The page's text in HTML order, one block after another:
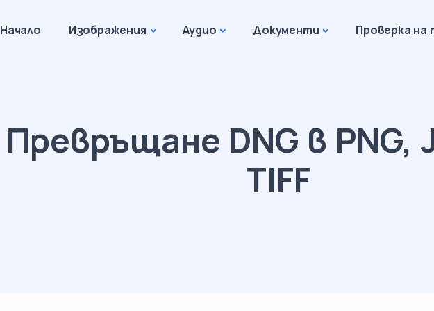
Начало Изображения Аудио Документи Проверка на
Превръщане DNG в PNG,
TIFF